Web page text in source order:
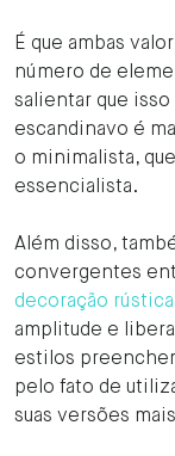
É que ambas
número de
salientar que
escandinavo é
o minimalista,
essencialista.
Além disso,
convergentes
decoração rústica
amplitude e
estilos
pelo fato de
suas versões